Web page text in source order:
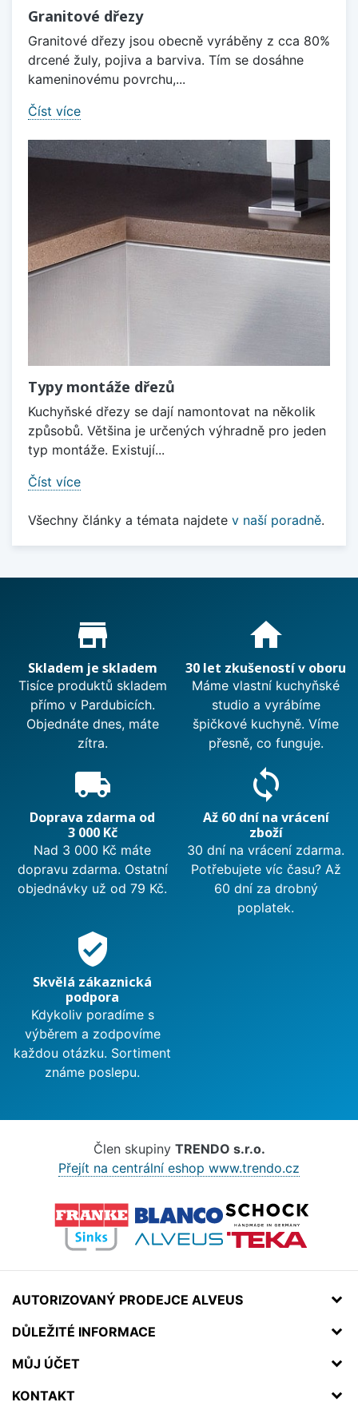
Granitové dřezy
Granitové dřezy jsou obecně vyráběny z cca 80%
drcené žuly, pojiva a barviva. Tím se dosáhne
kameninovému povrchu,...
Číst více
Typy montáže dřezů
Kuchyňské dřezy se dají namontovat na několik
způsobů. Většina je určených výhradně pro jeden
typ montáže. Existují...
Číst více
Všechny články a témata najdete v naší poradně.
Proč nakupovat u nás?
store_mall_directory
Skladem je skladem
Tisíce produktů skladem
přímo v Pardubicích.
Objednáte dnes, máte
zítra.
home
30 let zkušeností v oboru
Máme vlastní kuchyňské
studio a vyrábíme
špičkové kuchyně. Víme
přesně, co funguje.
local_shipping
Doprava zdarma od
3 000 Kč
Nad 3 000 Kč máte
dopravu zdarma. Ostatní
objednávky už od 79 Kč.
sync
Až 60 dní na vrácení
zboží
30 dní na vrácení zdarma.
Potřebujete víc času? Až
60 dní za drobný
poplatek.
verified_user
Skvělá zákaznická
podpora
Kdykoliv poradíme s
výběrem a zodpovíme
každou otázku. Sortiment
známe poslepu.
Člen skupiny TRENDO s.r.o.
Přejít na centrální eshop www.trendo.cz
AUTORIZOVANÝ PRODEJCE ALVEUS
DŮLEŽITÉ INFORMACE
MŮJ ÚČET
KONTAKT